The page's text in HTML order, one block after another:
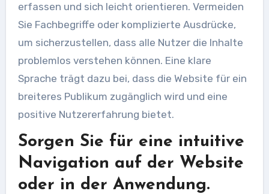
erfassen und sich leicht orientieren. Vermeiden
Sie Fachbegriffe oder komplizierte Ausdrücke,
um sicherzustellen, dass alle Nutzer die Inhalte
problemlos verstehen können. Eine klare
Sprache trägt dazu bei, dass die Website für ein
breiteres Publikum zugänglich wird und eine
positive Nutzererfahrung bietet.
Sorgen Sie für eine intuitive
Navigation auf der Website
oder in der Anwendung.